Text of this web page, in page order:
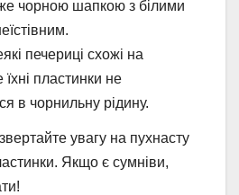
чорною шапкою з білими
печериці схожі на
пластинки не
в чорнильну рідину.
увагу на пухнасту
Якщо є сумніви,